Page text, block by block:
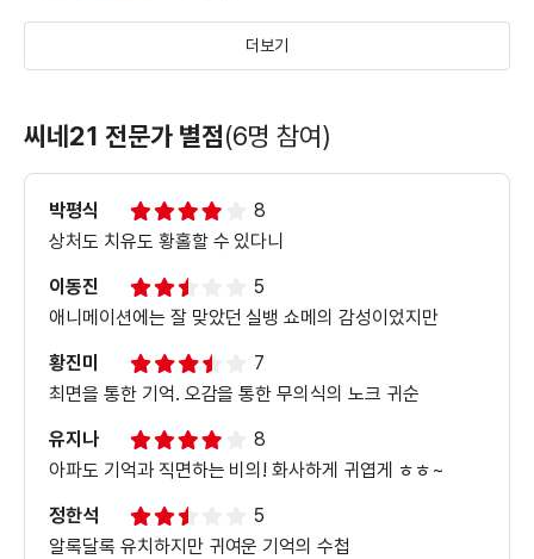
＜마담 프루스트의 비밀정원＞
특별영상2
＜마담 프루스트의 비밀정원＞
뮤직비디오
더보기
씨네21 전문가 별점(6명 참여)
박평식
8
상처도 치유도 황홀할 수 있다니
이동진
5
애니메이션에는 잘 맞았던 실뱅 쇼메의 감성이었지만
황진미
7
최면을 통한 기억. 오감을 통한 무의식의 노크 귀순
유지나
8
아파도 기억과 직면하는 비의! 화사하게 귀엽게 ㅎㅎ~
정한석
5
알록달록 유치하지만 귀여운 기억의 수첩